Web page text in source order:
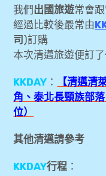
[飛行紀錄]
The Coral
[清邁旅遊]
[清邁旅遊]
[清邁旅遊]
我們出國旅遊常會跟
經過比較後最常由
司 )訂購
本次清邁旅遊便訂了
KKDAY ：
【清邁清
角、泰北長頸族部
位）
其他清邁請參考
KKDAY行程 ：